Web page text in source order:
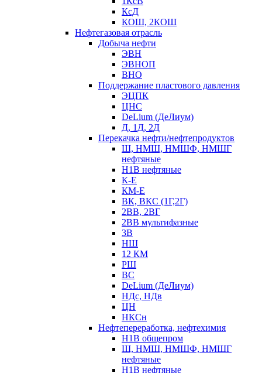
КсД
КОШ, 2КОШ
Нефтегазовая отрасль
Добыча нефти
ЭВН
ЭВНОП
ВНО
Поддержание пластового давления
ЭЦПК
ЦНС
DeLium (ДеЛиум)
Д, 1Д, 2Д
Перекачка нефти/нефтепродуктов
Ш, НМШ, НМШФ, НМШГ
нефтяные
Н1В нефтяные
К-Е
КМ-Е
ВК, ВКС (1Г,2Г)
2ВВ, 2ВГ
2ВВ мультифазные
3В
НШ
12 КМ
РШ
ВС
DeLium (ДеЛиум)
НДс, НДв
ЦН
НКСн
Нефтепереработка, нефтехимия
Н1В общепром
Ш, НМШ, НМШФ, НМШГ
нефтяные
Н1В нефтяные